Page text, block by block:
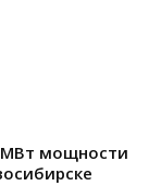
МВт мощности